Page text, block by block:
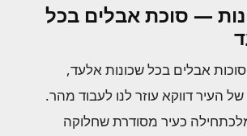
— סוכת אבלים בכל
אבלים בכל שכונות אלעד,
של העיר דווקא עוזר לנו לעבוד מהר.
כעיר מסודרת שחלוקה